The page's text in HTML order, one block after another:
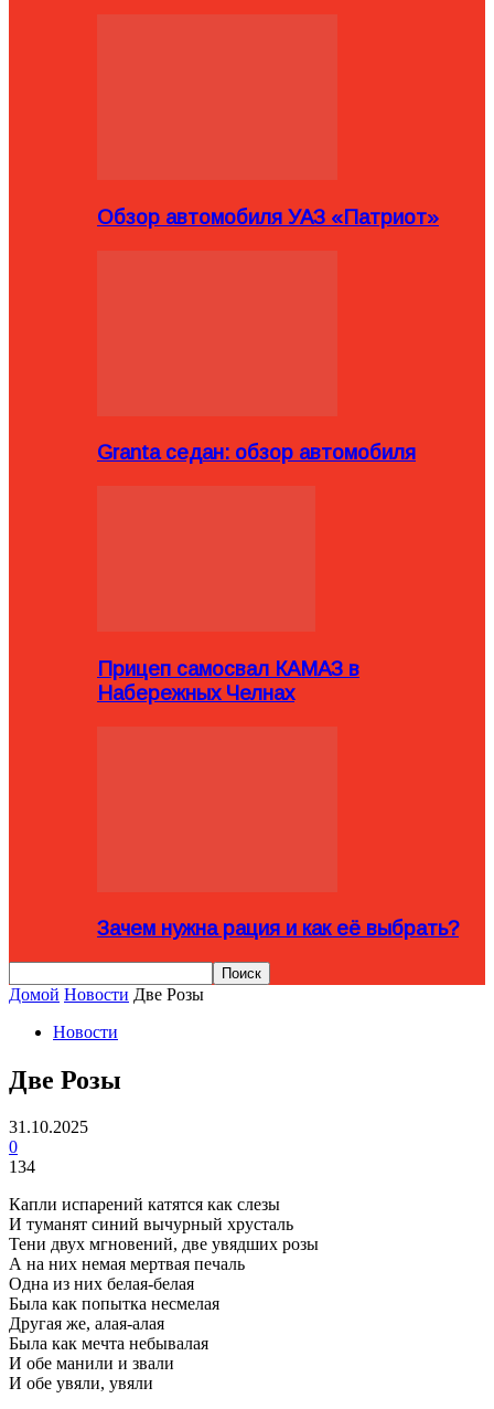
Обзор автомобиля УАЗ «Патриот»
Granta седан: обзор автомобиля
Прицеп самосвал КАМАЗ в
Набережных Челнах
Зачем нужна рация и как её выбрать?
Домой Новости Две Розы
Новости
Две Розы
31.10.2025
0
134
Капли испарений катятся как слезы
И туманят синий вычурный хрусталь
Тени двух мгновений, две увядших розы
А на них немая мертвая печаль
Одна из них белая-белая
Была как попытка несмелая
Другая же, алая-алая
Была как мечта небывалая
И обе манили и звали
И обе увяли, увяли